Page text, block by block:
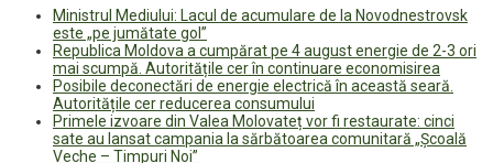
Ministrul Mediului: Lacul de acumulare de la Novodnestrovsk
este „pe jumătate gol”
Republica Moldova a cumpărat pe 4 august energie de 2-3 ori
mai scumpă. Autoritățile cer în continuare economisirea
Posibile deconectări de energie electrică în această seară.
Autoritățile cer reducerea consumului
Primele izvoare din Valea Molovateț vor fi restaurate: cinci
sate au lansat campania la sărbătoarea comunitară „Școală
Veche – Timpuri Noi”